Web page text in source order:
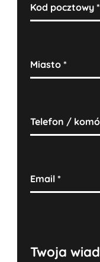
Kod pocztowy*
Miasto*
Telefon /
Email*
Twoja